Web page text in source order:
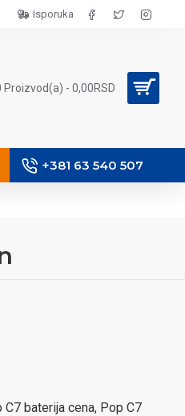
Isporuka
Proizvod(a) - 0,00RSD
+381 63 540 507
baterija cena, Pop C7